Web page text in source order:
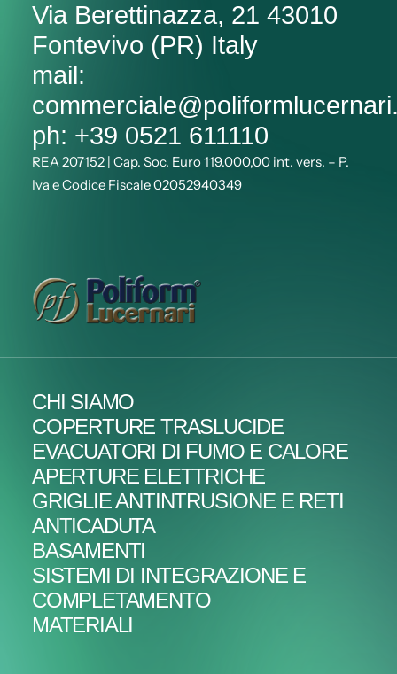
CHI SIAMO
COPERTURE TRASLUCIDE
EVACUATORI DI FUMO E CALORE
APERTURE ELETTRICHE
GRIGLIE ANTINTRUSIONE E RETI
ANTICADUTA
BASAMENTI
SISTEMI DI INTEGRAZIONE E
COMPLETAMENTO
MATERIALI
Via Berettinazza, 21 43010
Fontevivo (PR) Italy
mail:
ph: +39 0521 611110
REA 207152 | Cap. Soc. Euro 119.000,00 int. vers. – P.
Iva e Codice Fiscale 02052940349